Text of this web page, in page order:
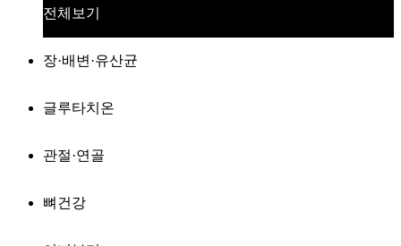
전체보기
장·배변·유산균
글루타치온
관절·연골
뼈건강